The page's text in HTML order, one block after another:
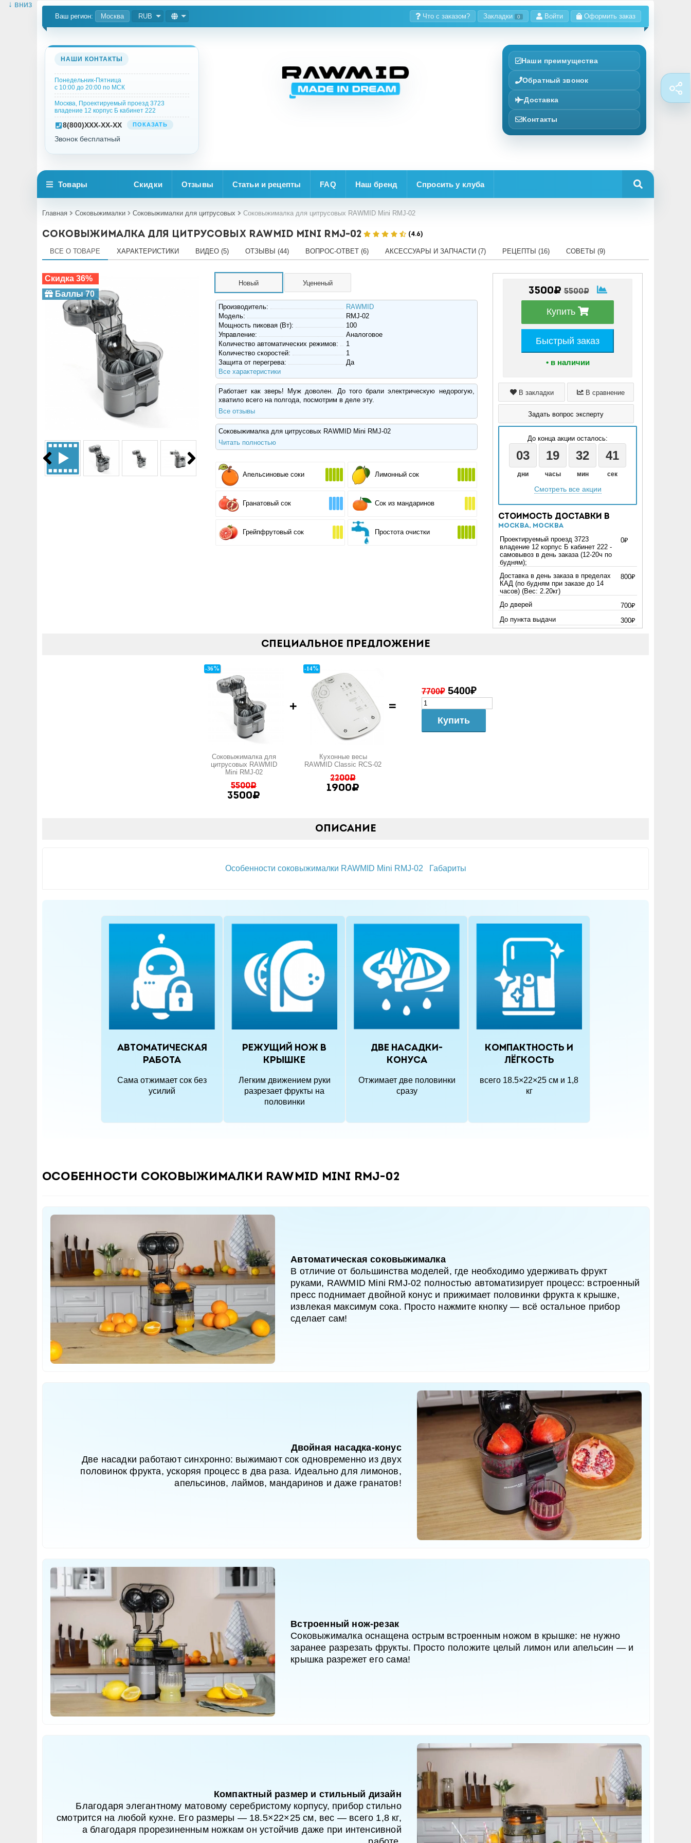
↓ вниз
Ваш регион: Москва RUB Что с заказом? Закладки 0 Войти Оформить заказ
НАШИ КОНТАКТЫ
Понедельник-Пятница
с 10:00 до 20:00 по МСК
Москва, Проектируемый проезд 3723
владение 12 корпус Б кабинет 222
8(800)XXX-XX-XX ПОКАЗАТЬ
Звонок бесплатный
Наши преимущества
Обратный звонок
Доставка
Контакты
Товары Скидки Отзывы Статьи и рецепты FAQ Наш бренд Спросить у клуба
Главная Соковыжималки Соковыжималки для цитрусовых Соковыжималка для цитрусовых RAWMID Mini RMJ-02
Соковыжималка для цитрусовых RAWMID Mini RMJ-02 (4.6)
ВСЕ О ТОВАРЕ ХАРАКТЕРИСТИКИ ВИДЕО (5) ОТЗЫВЫ (44) ВОПРОС-ОТВЕТ (6) АКСЕССУАРЫ И ЗАПЧАСТИ (7) РЕЦЕПТЫ (16) СОВЕТЫ (9)
Скидка 36%
Баллы 70
3500₽ 5500₽
Купить
Быстрый заказ
• в наличии
В закладки В сравнение
Задать вопрос эксперту
До конца акции осталось:
03 19 32 40
дни часы мин сек
Смотреть все акции
Стоимость доставки в
Москва, Москва
Проектируемый проезд 3723
владение 12 корпус Б кабинет 222 -
самовывоз в день заказа (12-20ч по
будням);
0₽
Доставка в день заказа в пределах
КАД (по будням при заказе до 14
часов) (Вес: 2.20кг)
800₽
До дверей
700₽
До пункта выдачи
300₽
Новый Уцененый
Производитель:
RAWMID
Модель:
RMJ-02
Мощность пиковая (Вт):
100
Управление:
Аналоговое
Количество автоматических режимов:
1
Количество скоростей:
1
Защита от перегрева:
Да
Все характеристики
Работает как зверь! Муж доволен. До того брали электрическую недорогую,
хватило всего на полгода, посмотрим в деле эту.
Все отзывы
Соковыжималка для цитрусовых RAWMID Mini RMJ-02
Читать полностью
Апельсиновые соки Лимонный сок
Гранатовый сок Сок из мандаринов
Грейпфрутовый сок Простота очистки
Специальное предложение
-36%
Соковыжималка для
цитрусовых RAWMID
Mini RMJ-02
5500₽
3500₽
+
-14%
Кухонные весы
RAWMID Classic RCS-02
2200₽
1900₽
=
7700₽5400₽
Купить
Описание
Особенности соковыжималки RAWMID Mini RMJ-02 Габариты
Автоматическая
работа
Сама отжимает сок без
усилий
Режущий нож в
крышке
Легким движением руки
разрезает фрукты на
половинки
Две насадки-
конуса
Отжимает две половинки
сразу
Компактность и
лёгкость
всего 18.5×22×25 см и 1,8
кг
Особенности соковыжималки RAWMID Mini RMJ-02
Автоматическая соковыжималка
В отличие от большинства моделей, где необходимо удерживать фрукт
руками, RAWMID Mini RMJ-02 полностью автоматизирует процесс: встроенный
пресс поднимает двойной конус и прижимает половинки фрукта к крышке,
извлекая максимум сока. Просто нажмите кнопку — всё остальное прибор
сделает сам!
Двойная насадка-конус
Две насадки работают синхронно: выжимают сок одновременно из двух
половинок фрукта, ускоряя процесс в два раза. Идеально для лимонов,
апельсинов, лаймов, мандаринов и даже гранатов!
Встроенный нож-резак
Соковыжималка оснащена острым встроенным ножом в крышке: не нужно
заранее разрезать фрукты. Просто положите целый лимон или апельсин — и
крышка разрежет его сама!
Компактный размер и стильный дизайн
Благодаря элегантному матовому серебристому корпусу, прибор стильно
смотрится на любой кухне. Его размеры — 18.5×22×25 см, вес — всего 1,8 кг,
а благодаря прорезиненным ножкам он устойчив даже при интенсивной